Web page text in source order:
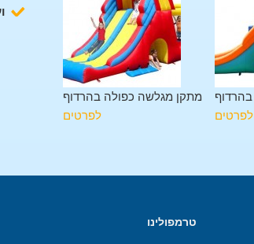
מתקן מגלשה כפולה בהרדוף
לפרטים
לפרטים
טרמפולינו